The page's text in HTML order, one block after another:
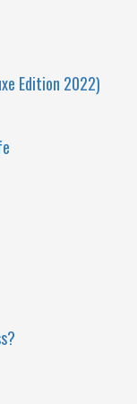
Edition 2022)